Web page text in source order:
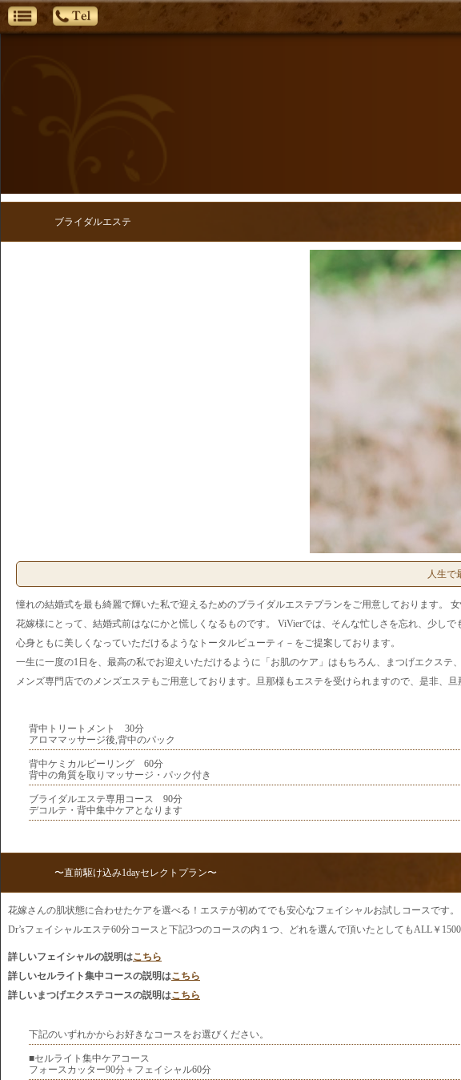
ブライダルエステ
人生で
憧れの結婚式を最も綺麗で輝いた私で迎えるためのブライダルエステプランをご用意しております。
花嫁様にとって、結婚式前はなにかと慌しくなるものです。 ViVierでは、そんな忙しさを忘れ、少しで
心身ともに美しくなっていただけるようなトータルビューティ－をご提案しております。
一生に一度の1日を、最高の私でお迎えいただけるように「お肌のケア」はもちろん、まつげエクステ
メンズ専門店でのメンズエステもご用意しております。旦那様もエステを受けられますので、是非、
背中トリートメント 30分
アロママッサージ後,背中のパック
背中ケミカルピーリング 60分
背中の角質を取りマッサージ・パック付き
ブライダルエステ専用コース 90分
デコルテ・背中集中ケアとなります
〜直前駆け込み1dayセレクトプラン〜
花嫁さんの肌状態に合わせたケアを選べる！エステが初めてでも安心なフェイシャルお試しコースです。
Dr’sフェイシャルエステ60分コースと下記3つのコースの内１つ、どれを選んで頂いたとしてもALL￥
詳しいフェイシャルの説明はこちら
詳しいセルライト集中コースの説明はこちら
詳しいまつげエクステコースの説明はこちら
下記のいずれかからお好きなコースをお選びください。
■セルライト集中ケアコース
フォースカッター90分＋フェイシャル60分